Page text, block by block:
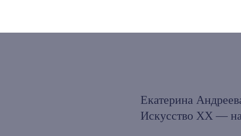
Екатерина
Искусство XX —